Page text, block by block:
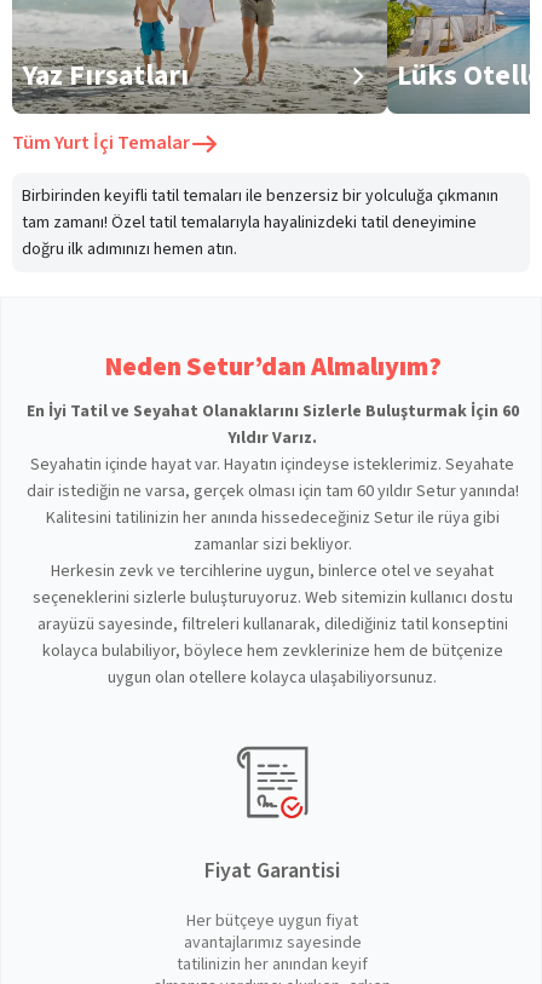
Yaz Fırsatları Lüks
TümYurt İçi Temalar
Birbirinden keyifli tatil temaları ile benzersiz bir yolculuğa çıkmanın
tam zamanı! Özel tatil temalarıyla hayalinizdeki tatil deneyimine
doğru ilk adımınızı hemen atın.
Neden Setur’dan Almalıyım?
En İyi Tatil ve Seyahat Olanaklarını Sizlerle Buluşturmak İçin 60
Yıldır Varız.
Seyahatin içinde hayat var. Hayatın içindeyse isteklerimiz. Seyahate
dair istediğin ne varsa, gerçek olması için tam 60 yıldır Setur yanında!
Kalitesini tatilinizin her anında hissedeceğiniz Setur ile rüya gibi
zamanlar sizi bekliyor.
Herkesin zevk ve tercihlerine uygun, binlerce otel ve seyahat
seçeneklerini sizlerle buluşturuyoruz. Web sitemizin kullanıcı dostu
arayüzü sayesinde, filtreleri kullanarak, dilediğiniz tatil konseptini
kolayca bulabiliyor, böylece hem zevklerinize hem de bütçenize
uygun olan otellere kolayca ulaşabiliyorsunuz.
Fiyat Garantisi
Her bütçeye uygun fiyat
avantajlarımız sayesinde
tatilinizin her anından keyif